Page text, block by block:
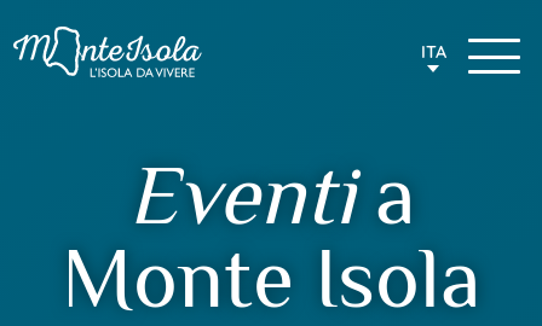
ITA
Eventia
Monte Isola